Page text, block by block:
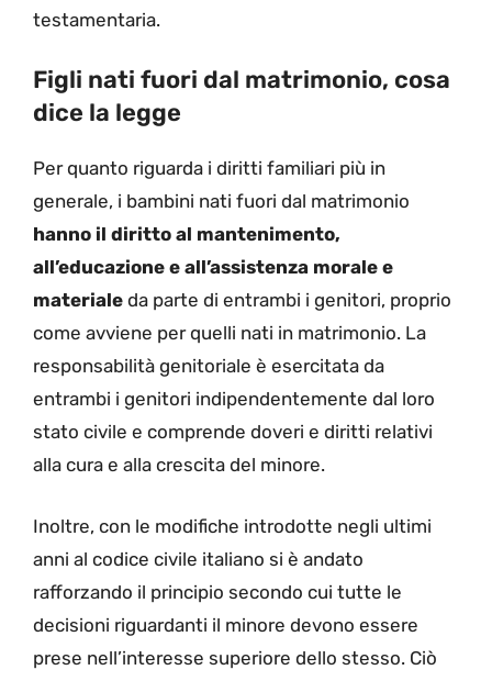
testamentaria.
Figli nati fuori dal matrimonio, cosa
dice la legge
Per quanto riguarda i diritti familiari più in
generale, i bambini nati fuori dal matrimonio
hanno il diritto al mantenimento,
all’educazione e all’assistenza morale e
materiale da parte di entrambi i genitori, proprio
come avviene per quelli nati in matrimonio. La
responsabilità genitoriale è esercitata da
entrambi i genitori indipendentemente dal loro
stato civile e comprende doveri e diritti relativi
alla cura e alla crescita del minore.
Inoltre, con le modifiche introdotte negli ultimi
anni al codice civile italiano si è andato
rafforzando il principio secondo cui tutte le
decisioni riguardanti il minore devono essere
prese nell’interesse superiore dello stesso. Ciò